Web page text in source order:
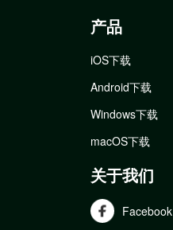
产品
iOS下载
Android下载
Windows下载
macOS下载
关于我们
Facebook